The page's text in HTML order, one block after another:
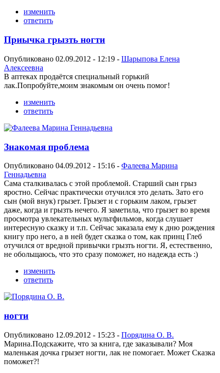
изменить
ответить
Приычка грызть ногти
Опубликовано 02.09.2012 - 12:19 - Шарыпова Елена
Алексеевна
В аптеках продаётся специальный горький
лак.Попробуйте,моим знакомым он очень помог!
изменить
ответить
Знакомая проблема
Опубликовано 04.09.2012 - 15:16 - Фалеева Марина
Геннадьевна
Сама сталкивалась с этой проблемой. Старший сын грыз
яростно. Сейчас практически отучился это делать. Зато его
сын (мой внук) грызет. Грызет и с горьким лаком, грызет
даже, когда и грызть нечего. Я заметила, что грызет во время
просмотра увлекательных мультфильмов, когда слушает
интересную сказку и т.п. Сейчас заказала ему к дню рождения
книгу про него, а в ней будет сказка о том, как принц Глеб
отучился от вредной привычки грызть ногти. Я, естественно,
не обольщаюсь, что это сразу поможет, но надежда есть :)
изменить
ответить
ногти
Опубликовано 12.09.2012 - 15:23 - Порядина О. В.
Марина.Подскажите, что за книга, где заказывали? Моя
маленькая дочка грызет ногти, лак не помогает. Может Сказка
поможет?!